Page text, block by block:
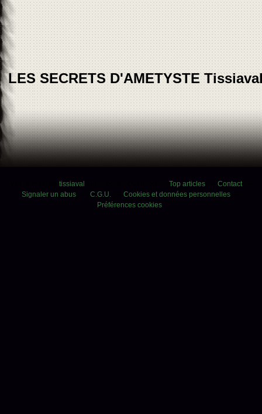
LES SECRETS D'AMETYSTE
tissiaval Top articles
Contact
Signaler un abus
C.G.U.
Cookies et données personnelles
Préférences cookies